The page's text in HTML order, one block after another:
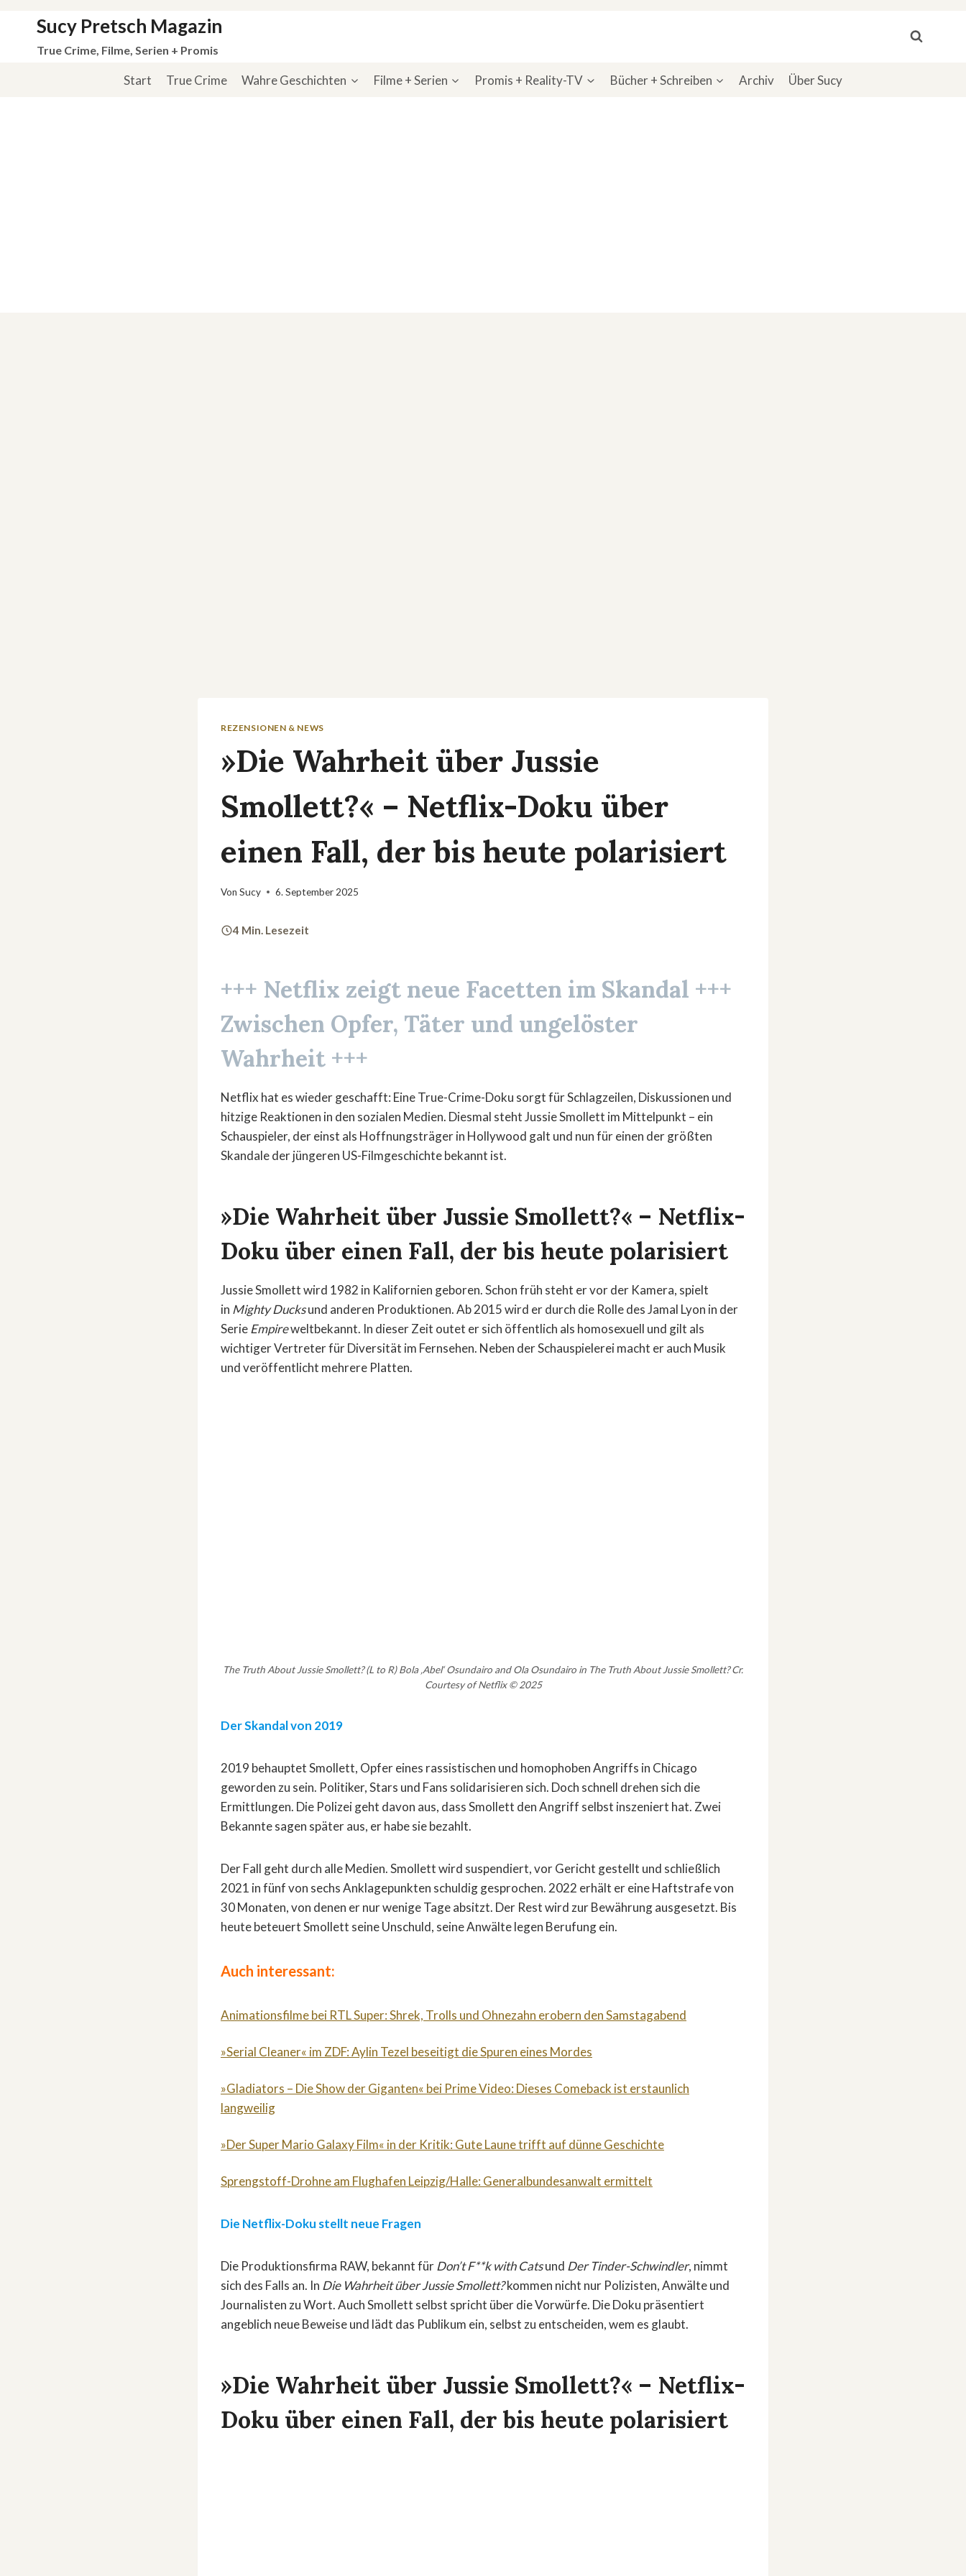
springen
Sucy Pretsch Magazin
True Crime, Filme, Serien + Promis
Start True Crime Wahre Geschichten Filme + Serien Promis + Reality-TV Bücher + Schreiben Archiv Über Sucy
REZENSIONEN & NEWS
»Die Wahrheit über Jussie
Smollett?« – Netflix-Doku über
einen Fall, der bis heute polarisiert
Von Sucy 6. September 2025
4 Min. Lesezeit
+++ Netflix zeigt neue Facetten im Skandal +++
Zwischen Opfer, Täter und ungelöster
Wahrheit +++
Netflix hat es wieder geschafft: Eine True-Crime-Doku sorgt für Schlagzeilen, Diskussionen und
hitzige Reaktionen in den sozialen Medien. Diesmal steht Jussie Smollett im Mittelpunkt – ein
Schauspieler, der einst als Hoffnungsträger in Hollywood galt und nun für einen der größten
Skandale der jüngeren US-Filmgeschichte bekannt ist.
»Die Wahrheit über Jussie Smollett?« – Netflix-
Doku über einen Fall, der bis heute polarisiert
Jussie Smollett wird 1982 in Kalifornien geboren. Schon früh steht er vor der Kamera, spielt
in Mighty Ducksund anderen Produktionen. Ab 2015 wird er durch die Rolle des Jamal Lyon in der
SerieEmpireweltbekannt. In dieser Zeit outet er sich öffentlich als homosexuell und gilt als
wichtiger Vertreter für Diversität im Fernsehen. Neben der Schauspielerei macht er auch Musik
und veröffentlicht mehrere Platten.
The Truth About Jussie Smollett? (L to R) Bola ‚Abel‘ Osundairo and Ola Osundairo in The Truth About Jussie Smollett? Cr.
Courtesy of Netflix © 2025
Der Skandal von 2019
2019 behauptet Smollett, Opfer eines rassistischen und homophoben Angriffs in Chicago
geworden zu sein. Politiker, Stars und Fans solidarisieren sich. Doch schnell drehen sich die
Ermittlungen. Die Polizei geht davon aus, dass Smollett den Angriff selbst inszeniert hat. Zwei
Bekannte sagen später aus, er habe sie bezahlt.
Der Fall geht durch alle Medien. Smollett wird suspendiert, vor Gericht gestellt und schließlich
2021 in fünf von sechs Anklagepunkten schuldig gesprochen. 2022 erhält er eine Haftstrafe von
30 Monaten, von denen er nur wenige Tage absitzt. Der Rest wird zur Bewährung ausgesetzt. Bis
heute beteuert Smollett seine Unschuld, seine Anwälte legen Berufung ein.
Auch interessant:
Animationsfilme bei RTL Super: Shrek, Trolls und Ohnezahn erobern den Samstagabend
»Serial Cleaner« im ZDF: Aylin Tezel beseitigt die Spuren eines Mordes
»Gladiators – Die Show der Giganten« bei Prime Video: Dieses Comeback ist erstaunlich
langweilig
»Der Super Mario Galaxy Film« in der Kritik: Gute Laune trifft auf dünne Geschichte
Sprengstoff-Drohne am Flughafen Leipzig/Halle: Generalbundesanwalt ermittelt
Die Netflix-Doku stellt neue Fragen
Die Produktionsfirma RAW, bekannt fürDon’t F**k with Catsund Der Tinder-Schwindler, nimmt
sich des Falls an. In Die Wahrheit über Jussie Smollett?kommen nicht nur Polizisten, Anwälte und
Journalisten zu Wort. Auch Smollett selbst spricht über die Vorwürfe. Die Doku präsentiert
angeblich neue Beweise und lädt das Publikum ein, selbst zu entscheiden, wem es glaubt.
»Die Wahrheit über Jussie Smollett?« – Netflix-
Doku über einen Fall, der bis heute polarisiert